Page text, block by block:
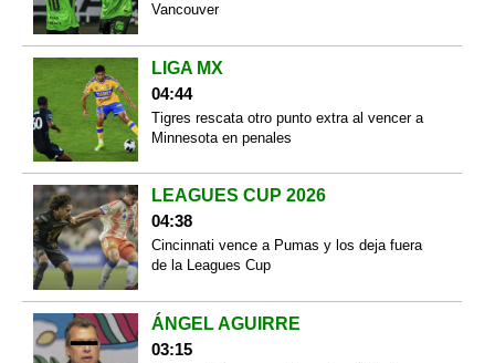
Vancouver
LIGA MX
04:44
Tigres rescata otro punto extra al vencer a
Minnesota en penales
LEAGUES CUP 2026
04:38
Cincinnati vence a Pumas y los deja fuera
de la Leagues Cup
ÁNGEL AGUIRRE
03:15